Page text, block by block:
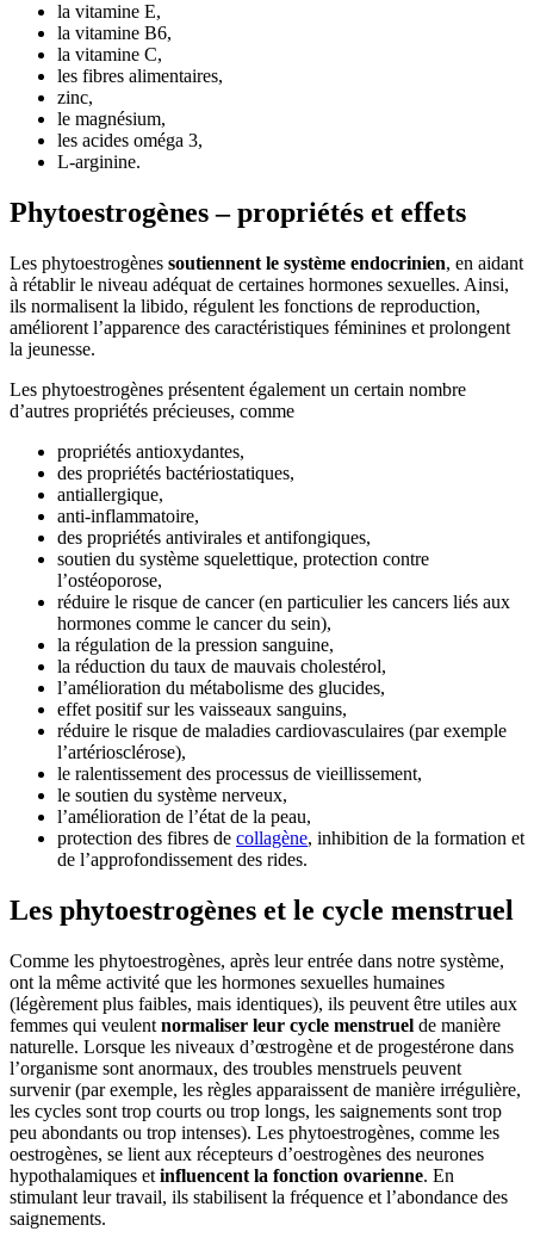
la vitamine E,
la vitamine B6,
la vitamine C,
les fibres alimentaires,
zinc,
le magnésium,
les acides oméga 3,
L-arginine.
Phytoestrogènes – propriétés et effets
Les phytoestrogènes soutiennent le système endocrinien, en aidant
à rétablir le niveau adéquat de certaines hormones sexuelles. Ainsi,
ils normalisent la libido, régulent les fonctions de reproduction,
améliorent l’apparence des caractéristiques féminines et prolongent
la jeunesse.
Les phytoestrogènes présentent également un certain nombre
d’autres propriétés précieuses, comme
propriétés antioxydantes,
des propriétés bactériostatiques,
antiallergique,
anti-inflammatoire,
des propriétés antivirales et antifongiques,
soutien du système squelettique, protection contre
l’ostéoporose,
réduire le risque de cancer (en particulier les cancers liés aux
hormones comme le cancer du sein),
la régulation de la pression sanguine,
la réduction du taux de mauvais cholestérol,
l’amélioration du métabolisme des glucides,
effet positif sur les vaisseaux sanguins,
réduire le risque de maladies cardiovasculaires (par exemple
l’artériosclérose),
le ralentissement des processus de vieillissement,
le soutien du système nerveux,
l’amélioration de l’état de la peau,
protection des fibres de collagène, inhibition de la formation et
de l’approfondissement des rides.
Les phytoestrogènes et le cycle menstruel
Comme les phytoestrogènes, après leur entrée dans notre système,
ont la même activité que les hormones sexuelles humaines
(légèrement plus faibles, mais identiques), ils peuvent être utiles aux
femmes qui veulent normaliser leur cycle menstruel de manière
naturelle. Lorsque les niveaux d’œstrogène et de progestérone dans
l’organisme sont anormaux, des troubles menstruels peuvent
survenir (par exemple, les règles apparaissent de manière irrégulière,
les cycles sont trop courts ou trop longs, les saignements sont trop
peu abondants ou trop intenses). Les phytoestrogènes, comme les
oestrogènes, se lient aux récepteurs d’oestrogènes des neurones
hypothalamiques et influencent la fonction ovarienne. En
stimulant leur travail, ils stabilisent la fréquence et l’abondance des
saignements.